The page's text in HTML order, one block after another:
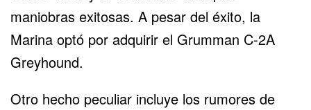
maniobras exitosas. A pesar del éxito, la
Marina optó por adquirir el Grumman C-2A
Greyhound.
Otro hecho peculiar incluye los rumores de